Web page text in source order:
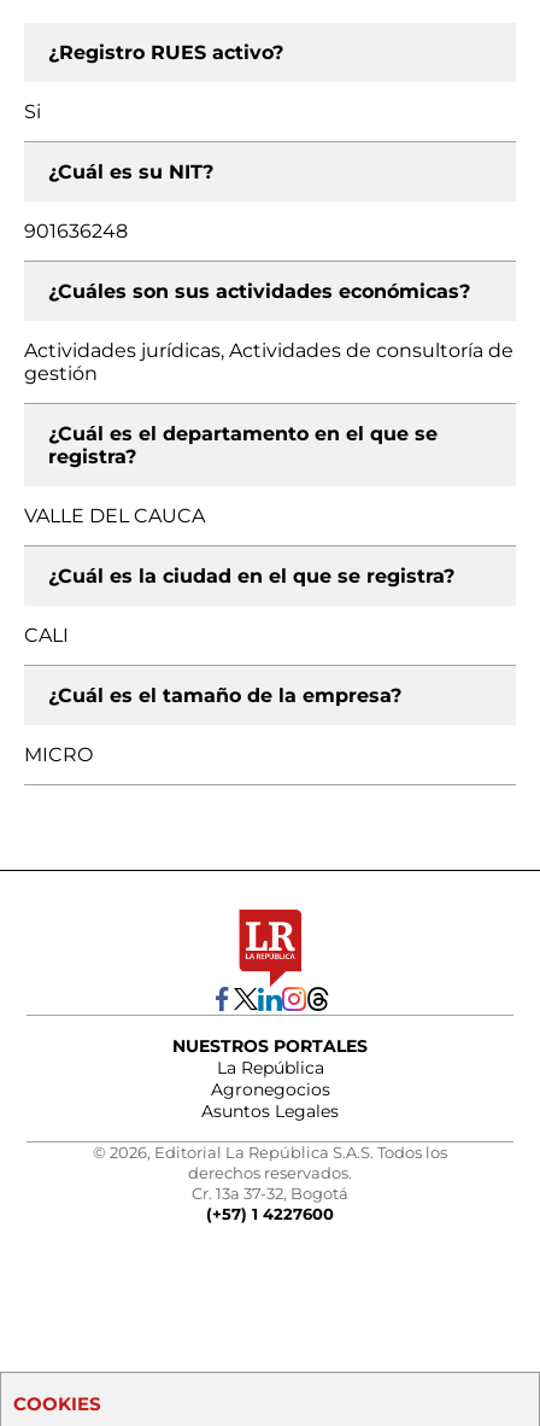
¿Registro RUES activo?
Si
¿Cuál es su NIT?
901636248
¿Cuáles son sus actividades económicas?
Actividades jurídicas, Actividades de consultoría de
gestión
¿Cuál es el departamento en el que se
registra?
VALLE DEL CAUCA
¿Cuál es la ciudad en el que se registra?
CALI
¿Cuál es el tamaño de la empresa?
MICRO
NUESTROS PORTALES
La República
Agronegocios
Asuntos Legales
© 2026, Editorial La República S.A.S. Todos los
derechos reservados.
Cr. 13a 37-32, Bogotá
(+57) 1 4227600
COOKIES